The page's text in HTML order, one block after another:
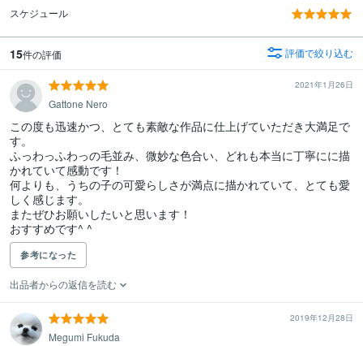
スケジュール
15件の評価 評価で絞り込む
2021年1月26日
Gattone Nero
この度も迅速かつ、とても素敵な作品に仕上げていただき大満足で
す。
ふっわっふわっの毛並み、微妙な色合い、どれも本当に丁寧にに描
かれていて感動です！
何よりも、うちの子の可愛らしさが満点に描かれていて、とても愛
しく感じます。
またぜひお願いしたいと思います！
おすすめです^ ^
参考になった
出品者からの返信を読む
2019年12月28日
Megumi Fukuda